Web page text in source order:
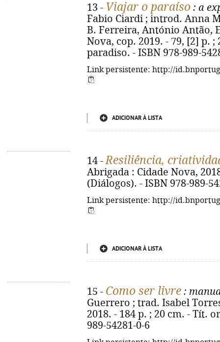
13 - Viajar o paraíso : a
Fabio Ciardi ; introd. Anna
B. Ferreira, António Antão,
Nova, cop. 2019. - 79, [2] p.
paradiso. - ISBN 978-989-
Link persistente: http://
ADICIONAR À LISTA
14 -Resiliência,
Abrigada : Cidade Nova,
(Diálogos). - ISBN 978-989-
Link persistente: http://
ADICIONAR À LISTA
15 - Como ser livre :
Guerrero ; trad. Isabel
2018. - 184 p. ; 20 cm. - Tít.
989-54281-0-6